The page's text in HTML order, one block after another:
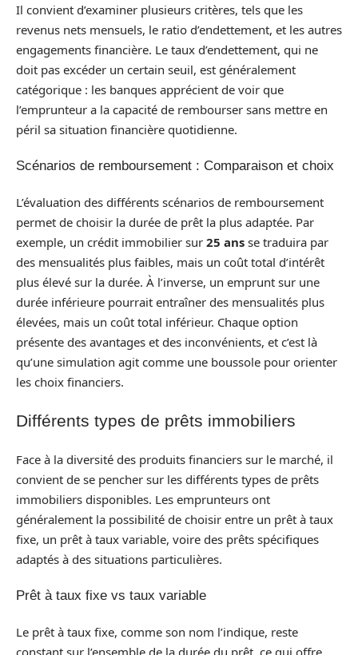
Il convient d’examiner plusieurs critères, tels que les
revenus nets mensuels, le ratio d’endettement, et les autres
engagements financière. Le taux d’endettement, qui ne
doit pas excéder un certain seuil, est généralement
catégorique : les banques apprécient de voir que
l’emprunteur a la capacité de rembourser sans mettre en
péril sa situation financière quotidienne.
Scénarios de remboursement : Comparaison et choix
L’évaluation des différents scénarios de remboursement
permet de choisir la durée de prêt la plus adaptée. Par
exemple, un crédit immobilier sur 25 ans se traduira par
des mensualités plus faibles, mais un coût total d’intérêt
plus élevé sur la durée. À l’inverse, un emprunt sur une
durée inférieure pourrait entraîner des mensualités plus
élevées, mais un coût total inférieur. Chaque option
présente des avantages et des inconvénients, et c’est là
qu’une simulation agit comme une boussole pour orienter
les choix financiers.
Différents types de prêts immobiliers
Face à la diversité des produits financiers sur le marché, il
convient de se pencher sur les différents types de prêts
immobiliers disponibles. Les emprunteurs ont
généralement la possibilité de choisir entre un prêt à taux
fixe, un prêt à taux variable, voire des prêts spécifiques
adaptés à des situations particulières.
Prêt à taux fixe vs taux variable
Le prêt à taux fixe, comme son nom l’indique, reste
constant sur l’ensemble de la durée du prêt, ce qui offre